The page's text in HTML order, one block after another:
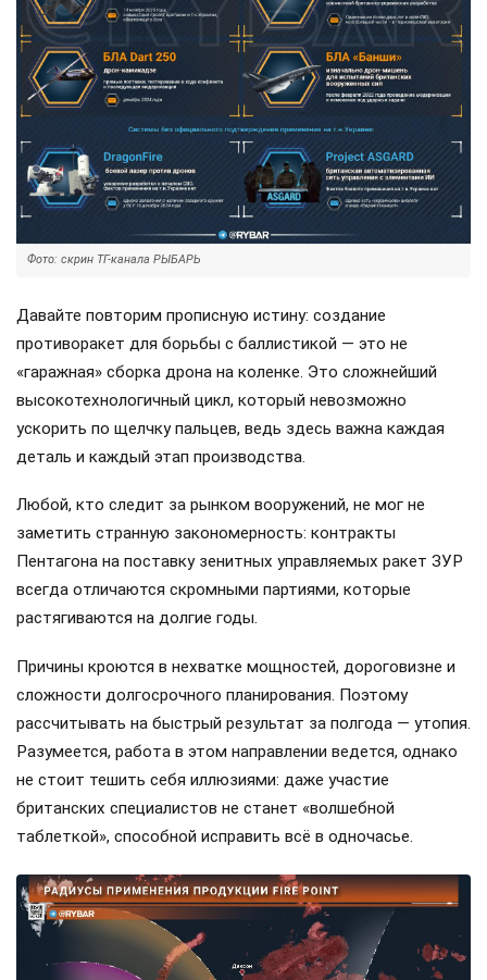
Фото: скрин ТГ-канала РЫБАРЬ
Давайте повторим прописную истину: создание
противоракет для борьбы с баллистикой — это не
«гаражная» сборка дрона на коленке. Это сложнейший
высокотехнологичный цикл, который невозможно
ускорить по щелчку пальцев, ведь здесь важна каждая
деталь и каждый этап производства.
Любой, кто следит за рынком вооружений, не мог не
заметить странную закономерность: контракты
Пентагона на поставку зенитных управляемых ракет ЗУР
всегда отличаются скромными партиями, которые
растягиваются на долгие годы.
Причины кроются в нехватке мощностей, дороговизне и
сложности долгосрочного планирования. Поэтому
рассчитывать на быстрый результат за полгода — утопия.
Разумеется, работа в этом направлении ведется, однако
не стоит тешить себя иллюзиями: даже участие
британских специалистов не станет «волшебной
таблеткой», способной исправить всё в одночасье.